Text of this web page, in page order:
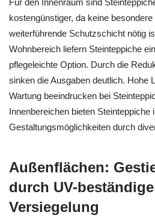
Für den Innenraum sind
kostengünstiger, da keine
weiterführende Schutzschicht nötig
Wohnbereich liefern Steinteppiche
pflegeleichte Option. Durch die
sinken die Ausgaben deutlich. Hohe
Wartung beeindrucken bei
Innenbereichen bieten Steinteppiche
Gestaltungsmöglichkeiten durch
Außenflächen:
durch UV-
Versiegelung